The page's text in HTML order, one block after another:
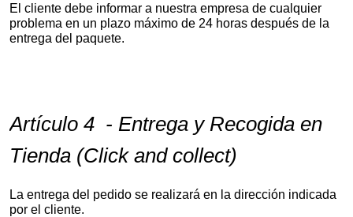
El cliente debe informar a nuestra empresa de cualquier
problema en un plazo máximo de 24 horas después de la
entrega del paquete.
Artículo 4 - Entrega y Recogida en
Tienda (Click and collect)
La entrega del pedido se realizará en la dirección indicada
por el cliente.